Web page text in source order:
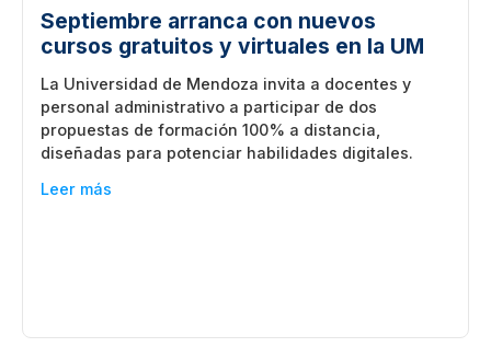
Septiembre arranca con nuevos
cursos gratuitos y virtuales en la UM
La Universidad de Mendoza invita a docentes y
personal administrativo a participar de dos
propuestas de formación 100% a distancia,
diseñadas para potenciar habilidades digitales.
Leer más